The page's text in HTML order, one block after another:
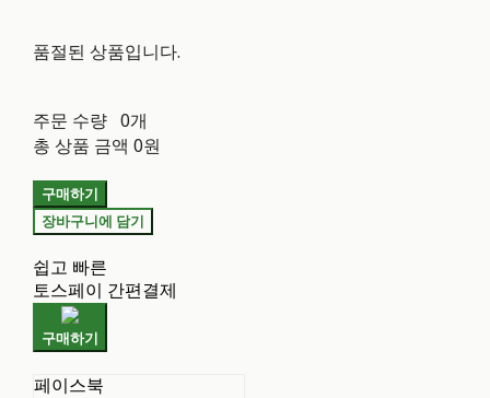
품절된 상품입니다.
주문 수량 0개
총 상품 금액 0원
구매하기
장바구니에 담기
쉽고 빠른
토스페이 간편결제
구매하기
페이스북